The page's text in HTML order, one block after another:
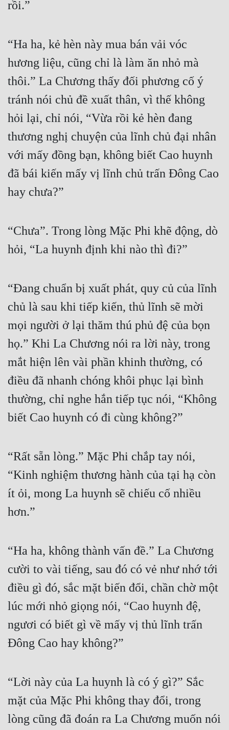
rồi.”
“Ha ha, kẻ hèn này mua bán vải vóc
hương liệu, cũng chỉ là làm ăn nhỏ mà
thôi.” La Chương thấy đối phương cố ý
tránh nói chủ đề xuất thân, vì thế không
hỏi lại, chỉ nói, “Vừa rồi kẻ hèn đang
thương nghị chuyện của lĩnh chủ đại nhân
với mấy đồng bạn, không biết Cao huynh
đã bái kiến mấy vị lĩnh chủ trấn Đông Cao
hay chưa?”
“Chưa”. Trong lòng Mặc Phi khẽ động, dò
hỏi, “La huynh định khi nào thì đi?”
“Đang chuẩn bị xuất phát, quy củ của lĩnh
chủ là sau khi tiếp kiến, thủ lĩnh sẽ mời
mọi người ở lại thăm thú phủ đệ của bọn
họ.” Khi La Chương nói ra lời này, trong
mắt hiện lên vài phần khinh thường, có
điều đã nhanh chóng khôi phục lại bình
thường, chỉ nghe hắn tiếp tục nói, “Không
biết Cao huynh có đi cùng không?”
“Rất sẵn lòng.” Mặc Phi chắp tay nói,
“Kinh nghiệm thương hành của tại hạ còn
ít ỏi, mong La huynh sẽ chiếu cố nhiều
hơn.”
“Ha ha, không thành vấn đề.” La Chương
cười to vài tiếng, sau đó có vẻ như nhớ tới
điều gì đó, sắc mặt biến đổi, chần chờ một
lúc mới nhỏ giọng nói, “Cao huynh đệ,
ngươi có biết gì về mấy vị thủ lĩnh trấn
Đông Cao hay không?”
“Lời này của La huynh là có ý gì?” Sắc
mặt của Mặc Phi không thay đổi, trong
lòng cũng đã đoán ra La Chương muốn nói